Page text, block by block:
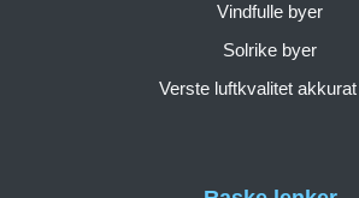
Vindfulle byer
Solrike byer
Verste luftkvalitet